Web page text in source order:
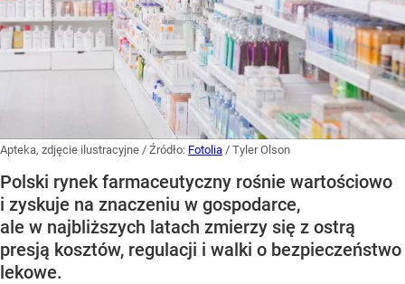
Apteka, zdjęcie ilustracyjne / Źródło: Fotolia / Tyler Olson
Polski rynek farmaceutyczny rośnie wartościowo
i zyskuje na znaczeniu w gospodarce,
ale w najbliższych latach zmierzy się z ostrą
presją kosztów, regulacji i walki o bezpieczeństwo
lekowe.